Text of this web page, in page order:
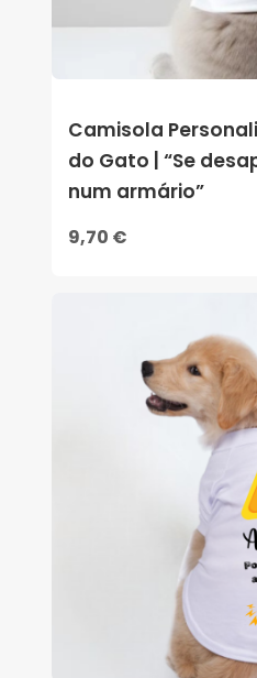
Camisola
do Gato | “Se
num armário”
9,70 €